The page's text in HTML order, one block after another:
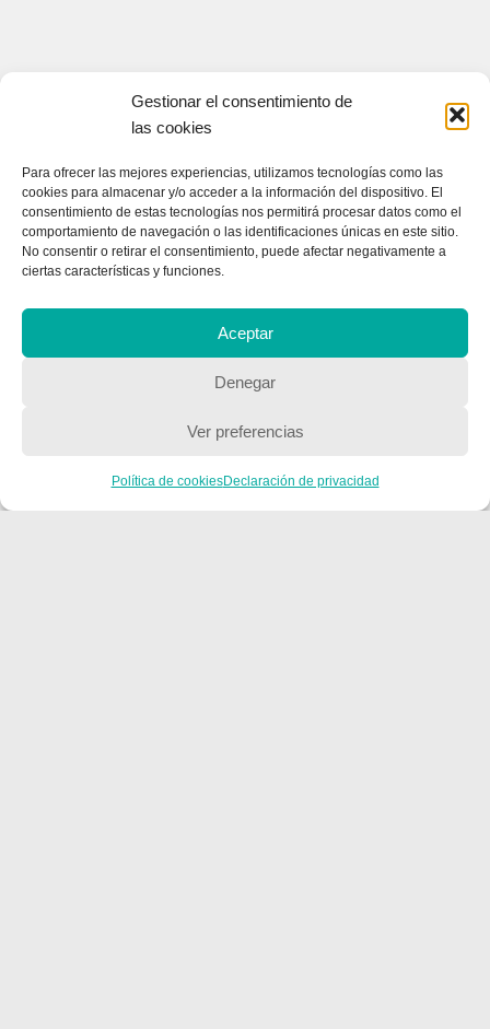
Gestionar el consentimiento de
las cookies
Para ofrecer las mejores experiencias, utilizamos tecnologías como las
cookies para almacenar y/o acceder a la información del dispositivo. El
consentimiento de estas tecnologías nos permitirá procesar datos como el
comportamiento de navegación o las identificaciones únicas en este sitio.
No consentir o retirar el consentimiento, puede afectar negativamente a
ciertas características y funciones.
Aceptar
Denegar
Ver preferencias
Política de cookiesDeclaración de privacidad
CONTACTA CON NOSOTROS